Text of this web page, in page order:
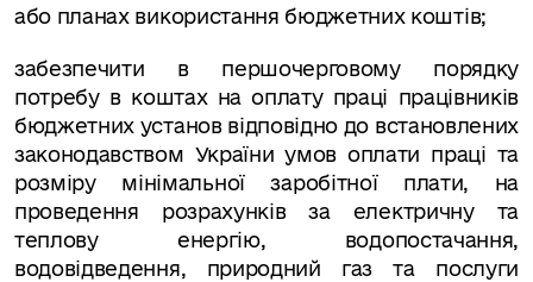
або планах використання бюджетних коштів;
забезпечити в першочерговому порядку
потребу в коштах на оплату праці працівників
бюджетних установ відповідно до встановлених
законодавством України умов оплати праці та
розміру мінімальної заробітної плати, на
проведення розрахунків за електричну та
теплову енергію, водопостачання,
водовідведення, природний газ та послуги